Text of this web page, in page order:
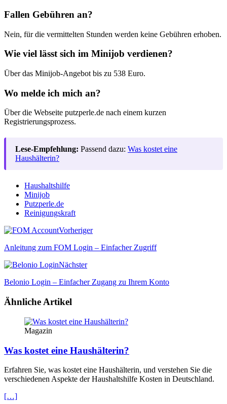
Fallen Gebühren an?
Nein, für die vermittelten Stunden werden keine Gebühren erhoben.
Wie viel lässt sich im Minijob verdienen?
Über das Minijob-Angebot bis zu 538 Euro.
Wo melde ich mich an?
Über die Webseite putzperle.de nach einem kurzen
Registrierungsprozess.
Lese-Empfehlung: Passend dazu: Was kostet eine
Haushälterin?
Haushaltshilfe
Minijob
Putzperle.de
Reinigungskraft
Vorheriger
Anleitung zum FOM Login – Einfacher Zugriff
Nächster
Belonio Login – Einfacher Zugang zu Ihrem Konto
Ähnliche Artikel
Magazin
Was kostet eine Haushälterin?
Erfahren Sie, was kostet eine Haushälterin, und verstehen Sie die
verschiedenen Aspekte der Haushaltshilfe Kosten in Deutschland.
[…]